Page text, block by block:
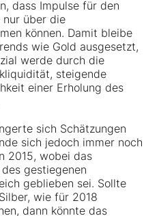
dass Impulse für den
nur über die
können. Damit bleibe
wie Gold ausgesetzt,
werde durch die
steigende
einer Erholung des
sich Schätzungen
sich jedoch immer noch
2015, wobei das
gestiegenen
geblieben sei. Sollte
wie für 2018
dann könnte das